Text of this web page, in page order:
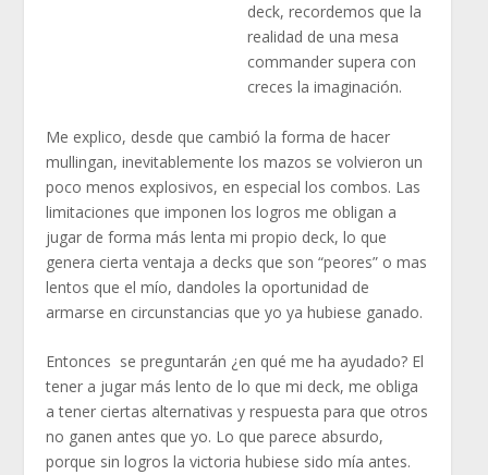
deck, recordemos que la
realidad de una mesa
commander supera con
creces la imaginación.
Me explico, desde que cambió la forma de hacer
mullingan, inevitablemente los mazos se volvieron un
poco menos explosivos, en especial los combos. Las
limitaciones que imponen los logros me obligan a
jugar de forma más lenta mi propio deck, lo que
genera cierta ventaja a decks que son “peores” o mas
lentos que el mío, dandoles la oportunidad de
armarse en circunstancias que yo ya hubiese ganado.
Entonces se preguntarán ¿en qué me ha ayudado? El
tener a jugar más lento de lo que mi deck, me obliga
a tener ciertas alternativas y respuesta para que otros
no ganen antes que yo. Lo que parece absurdo,
porque sin logros la victoria hubiese sido mía antes.